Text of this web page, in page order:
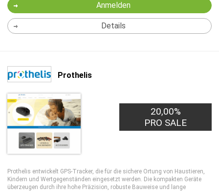
Anmelden
Details
Prothelis
20,00%
PRO SALE
Prothelis entwickelt GPS-Tracker, die für die sichere Ortung von Haustieren,
Kindern und Wertgegenständen eingesetzt werden. Die kompakten Geräte
überzeugen durch ihre hohe Präzision, robuste Bauweise und lange